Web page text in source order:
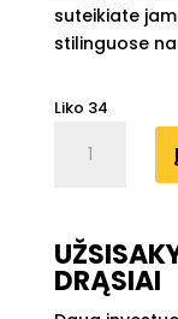
suteikiate
stilinguose
Liko 34
kiekis:
KOPOS
|DRĄSIAI